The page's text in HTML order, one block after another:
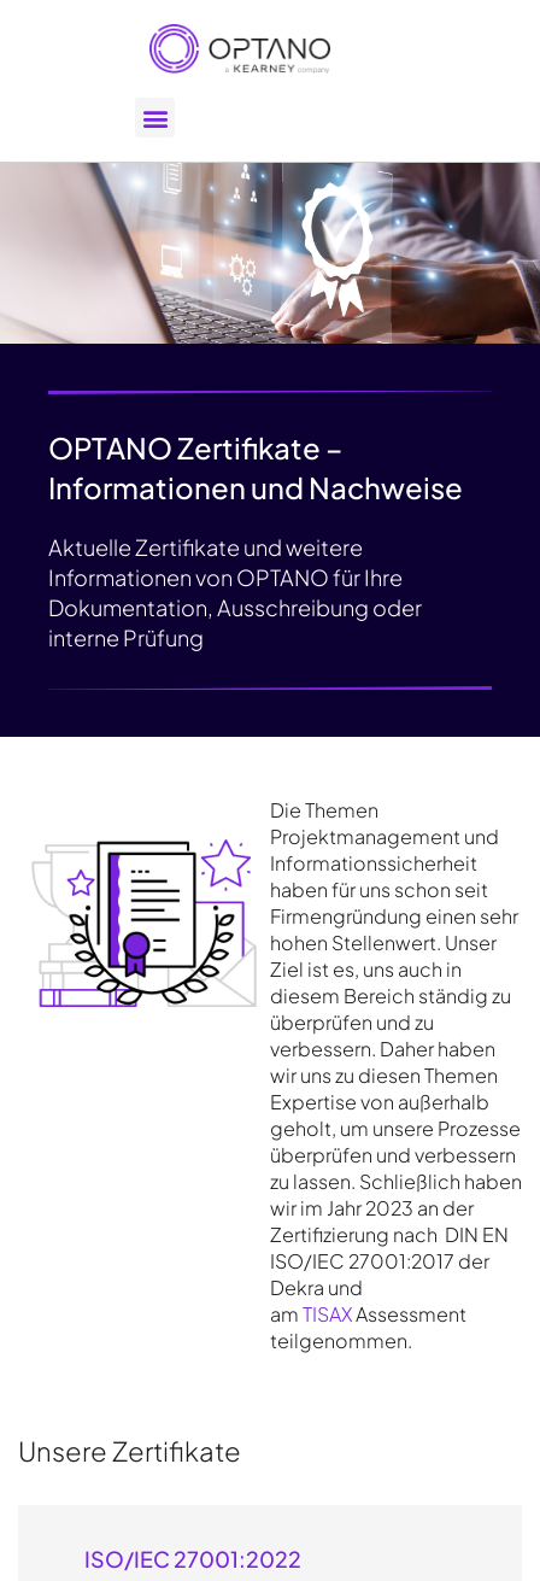
OPTANO Zertifikate –
Informationen und Nachweise
Aktuelle Zertifikate und weitere
Informationen von OPTANO für Ihre
Dokumentation, Ausschreibung oder
interne Prüfung
Die Themen
Projektmanagement und
Informationssicherheit
haben für uns schon seit
Firmengründung einen sehr
hohen Stellenwert. Unser
Ziel ist es, uns auch in
diesem Bereich ständig zu
überprüfen und zu
verbessern. Daher haben
wir uns zu diesen Themen
Expertise von außerhalb
geholt, um unsere Prozesse
überprüfen und verbessern
zu lassen. Schließlich haben
wir im Jahr 2023 an der
Zertifizierung nach DIN EN
ISO/IEC 27001:2017 der
Dekra und
amTISAXAssessment
teilgenommen.
Unsere Zertifikate
ISO/IEC 27001:2022